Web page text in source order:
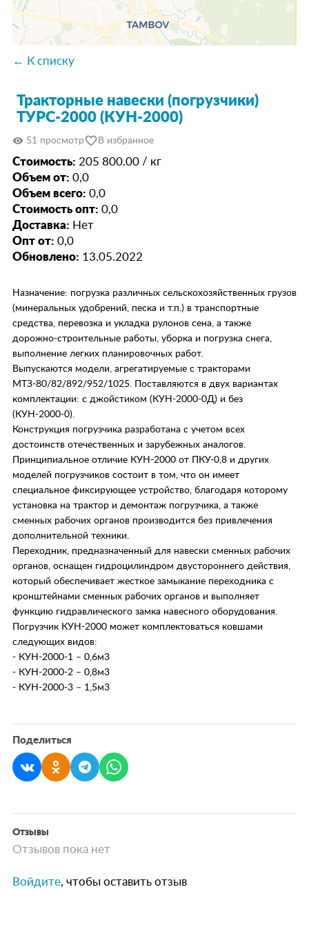
← К списку
Тракторные навески (погрузчики)
ТУРС-2000 (КУН-2000)
visibility 51 просмотрfavorite_border В избранное
Стоимость: 205 800.00 / кг
Объем от: 0,0
Объем всего: 0,0
Стоимость опт: 0,0
Доставка: Нет
Опт от: 0,0
Обновлено: 13.05.2022
Назначение: погрузка различных сельскохозяйственных грузов
(минеральных удобрений, песка и т.п.) в транспортные
средства, перевозка и укладка рулонов сена, а также
дорожно-строительные работы, уборка и погрузка снега,
выполнение легких планировочных работ.
Выпускаются модели, агрегатируемые с тракторами
МТЗ-80/82/892/952/1025. Поставляются в двух вариантах
комплектации: с джойстиком (КУН-2000-0Д) и без
(КУН-2000-0).
Конструкция погрузчика разработана с учетом всех
достоинств отечественных и зарубежных аналогов.
Принципиальное отличие КУН-2000 от ПКУ-0,8 и других
моделей погрузчиков состоит в том, что он имеет
специальное фиксирующее устройство, благодаря которому
установка на трактор и демонтаж погрузчика, а также
сменных рабочих органов производится без привлечения
дополнительной техники.
Переходник, предназначенный для навески сменных рабочих
органов, оснащен гидроцилиндром двустороннего действия,
который обеспечивает жесткое замыкание переходника с
кронштейнами сменных рабочих органов и выполняет
функцию гидравлического замка навесного оборудования.
Погрузчик КУН-2000 может комплектоваться ковшами
следующих видов:
- КУН-2000-1 – 0,6м3
- КУН-2000-2 – 0,8м3
- КУН-2000-3 – 1,5м3
Поделиться
Отзывы
Отзывов пока нет
Войдите, чтобы оставить отзыв